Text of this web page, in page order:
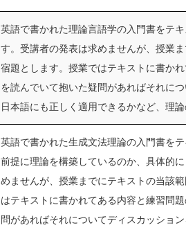
英語で書かれた理論言語学の入門書をテ
す。受講者の発表は求めませんが、授業
宿題とします。授業ではテキストに書か
を読んでいて抱いた疑問があればそれに
日本語にも正しく適用できるかなど、理
英語で書かれた生成文法理論の入門書を
前提に理論を構築しているのか、具体的
めませんが、授業までにテキストの当該
はテキストに書かれてある内容と練習問
問があればそれについてディスカッショ